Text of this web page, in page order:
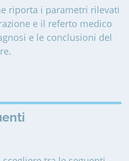
riporta i parametri rilevati
e il referto medico
e le conclusioni del